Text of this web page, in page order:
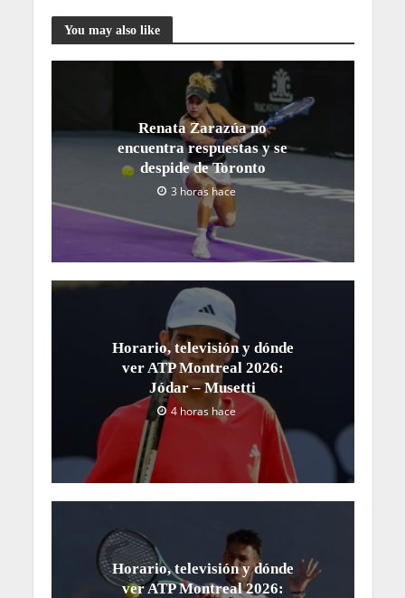
You may also like
Renata Zarazúa no
encuentra respuestas y se
despide de Toronto
3 horas hace
Horario, televisión y dónde
ver ATP Montreal 2026:
Jódar – Musetti
4 horas hace
Horario, televisión y dónde
ver ATP Montreal 2026: